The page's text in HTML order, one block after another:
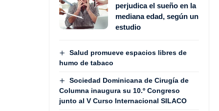
perjudica el sueño en la
mediana edad, según un
estudio
Salud promueve espacios libres de
humo de tabaco
Sociedad Dominicana de Cirugía de
Columna inaugura su 10.º Congreso
junto al V Curso Internacional SILACO